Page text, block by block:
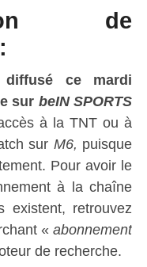
de
diffusé ce mardi
sur beIN SPORTS
à la TNT ou à
sur M6, puisque
Pour avoir le
à la chaîne
existent, retrouvez
«abonnement
de recherche.